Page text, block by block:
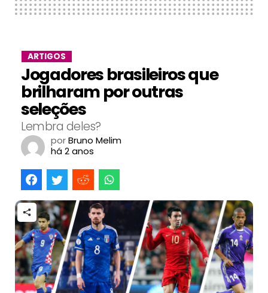
ARTIGOS
Jogadores brasileiros que
brilharam por outras
seleções
Lembra deles?
porBruno Melim
há 2 anos